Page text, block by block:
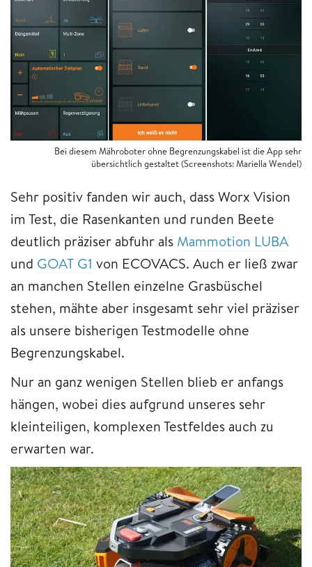
Bei diesem Mähroboter ohne Begrenzungskabel ist die App sehr
übersichtlich gestaltet (Screenshots: Mariella Wendel)
Sehr positiv fanden wir auch, dass Worx Vision
im Test, die Rasenkanten und runden Beete
deutlich präziser abfuhr als Mammotion LUBA
und GOAT G1 von ECOVACS. Auch er ließ zwar
an manchen Stellen einzelne Grasbüschel
stehen, mähte aber insgesamt sehr viel präziser
als unsere bisherigen Testmodelle ohne
Begrenzungskabel.
Nur an ganz wenigen Stellen blieb er anfangs
hängen, wobei dies aufgrund unseres sehr
kleinteiligen, komplexen Testfeldes auch zu
erwarten war.